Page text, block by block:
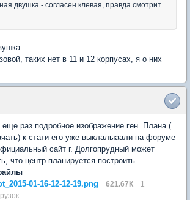
двушка - согласен клевая, правда смотрит
таких нет в 11 и 12 корпусах, я о них
еще раз подробное изображение ген. Плана (
к стати его уже выклалыаали на форуме
сайт г. Долгопрудный может
что центр планируется построить.
01-16-12-12-19.png
621.67К
1